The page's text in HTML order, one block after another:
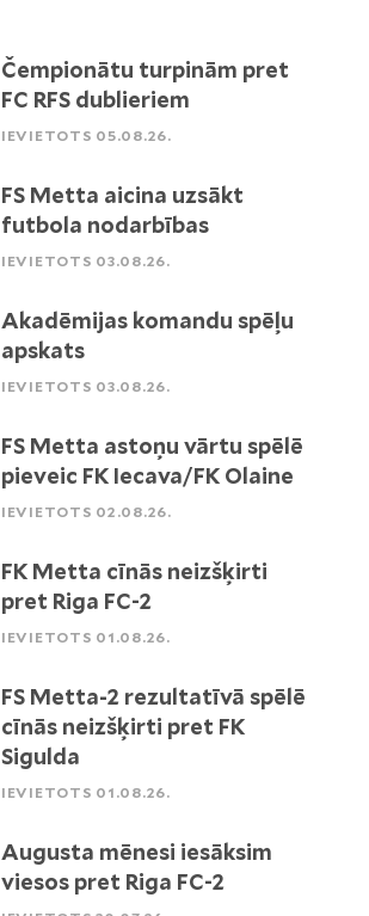
Čempionātu turpinām pret
FC RFS dublieriem
IEVIETOTS 05.08.26.
FS Metta aicina uzsākt
futbola nodarbības
IEVIETOTS 03.08.26.
Akadēmijas komandu spēļu
apskats
IEVIETOTS 03.08.26.
FS Metta astoņu vārtu spēlē
pieveic FK Iecava/FK Olaine
IEVIETOTS 02.08.26.
FK Metta cīnās neizšķirti
pret Riga FC-2
IEVIETOTS 01.08.26.
FS Metta-2 rezultatīvā spēlē
cīnās neizšķirti pret FK
Sigulda
IEVIETOTS 01.08.26.
Augusta mēnesi iesāksim
viesos pret Riga FC-2